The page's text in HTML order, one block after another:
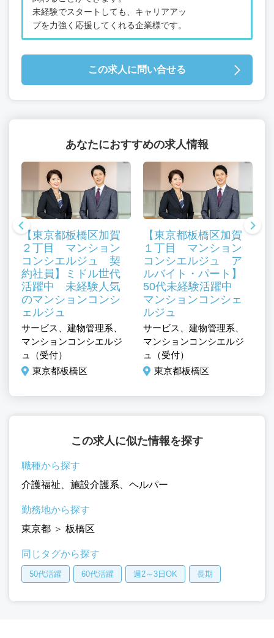
未経験でスタートしても、キャリアアッ
プを力強く応援してくれる企業様です。
この求人に問い合せる
あなたにおすすめの求人情報
【東京都板橋区加賀
２丁目 マンション
コンシエルジュ 契
約社員】ミドル世代
活躍中 未経験人気
のマンションコンシ
ェルジュ
サービス、建物管理系、
マンションコンシエルジ
ュ（受付）
東京都板橋区
【東京都板橋区加賀
１丁目 マンション
コンシエルジュ ア
ルバイト・パート】
50代未経験活躍中
マンションコンシェ
ルジュ
サービス、建物管理系、
マンションコンシエルジ
ュ（受付）
東京都板橋区
この求人に似た情報を探す
職種から探す
介護福祉
施設介護系 ヘルパー
勤務地から探す
東京都 ＞ 板橋区
同じタグから探す
50代活躍 60代活躍 週2～3日OK 長期